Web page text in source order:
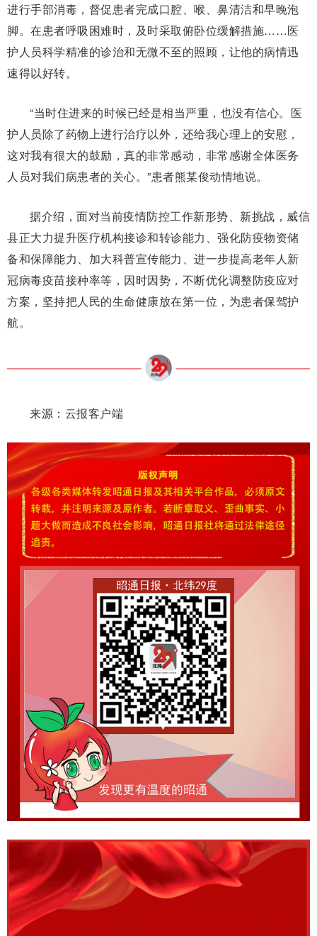
进行手部消毒，督促患者完成口腔、喉、鼻清洁和早晚泡
脚。在患者呼吸困难时，及时采取俯卧位缓解措施……医
护人员科学精准的诊治和无微不至的照顾，让他的病情迅
速得以好转。
“当时住进来的时候已经是相当严重，也没有信心。医
护人员除了药物上进行治疗以外，还给我心理上的安慰，
这对我有很大的鼓励，真的非常感动，非常感谢全体医务
人员对我们病患者的关心。”患者熊某俊动情地说。
据介绍，面对当前疫情防控工作新形势、新挑战，威信
县正大力提升医疗机构接诊和转诊能力、强化防疫物资储
备和保障能力、加大科普宣传能力、进一步提高老年人新
冠病毒疫苗接种率等，因时因势，不断优化调整防疫应对
方案，坚持把人民的生命健康放在第一位，为患者保驾护
航。
来源：云报客户端